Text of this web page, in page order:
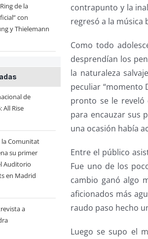
de la
con
y Thielemann
de
All Rise
la Comunitat
su primer
Auditorio
en Madrid
a
contrapunto y la
regresó a la música
Como todo
desprendían los
la naturaleza
peculiar “momento
pronto se le reveló
para encauzar sus
una ocasión había
Entre el público
Fue uno de los
cambio ganó algo
aficionados más
raudo paso hecho
Luego se supo el